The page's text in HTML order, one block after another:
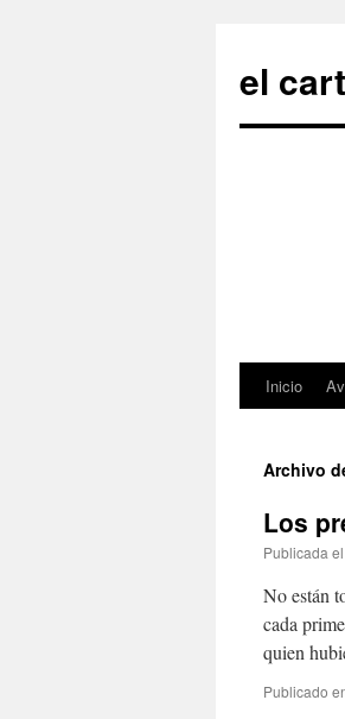
contenido
el
Inicio
Archivo
Los
Publicada el
No están
cada
quien
Publicado